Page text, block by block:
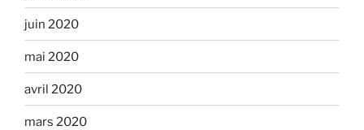
juin 2020
mai 2020
avril 2020
mars 2020